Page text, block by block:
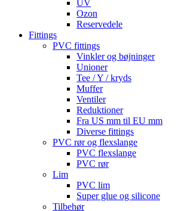
UV
Ozon
Reservedele
Fittings
PVC fittings
Vinkler og bøjninger
Unioner
Tee / Y / kryds
Muffer
Ventiler
Reduktioner
Fra US mm til EU mm
Diverse fittings
PVC rør og flexslange
PVC flexslange
PVC rør
Lim
PVC lim
Super glue og silicone
Tilbehør